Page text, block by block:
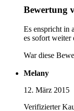
Bewertung
Es enspricht in
es sofort weiter
War diese
Melany
12. März 2015
Verifizierter